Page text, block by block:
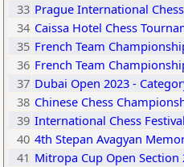
33 Prague International
34 Caissa Hotel Chess
35 French Team
36 French Team
37 Dubai Open 2023 -
38 Chinese Chess
39 International Chess
40 4th Stepan Avagyan
41 Mitropa Cup Open Section